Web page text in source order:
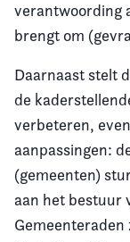
verantwoording
brengt om
Daarnaast stelt
de
verbeteren,
aanpassingen:
(gemeenten)
aan het bestuur